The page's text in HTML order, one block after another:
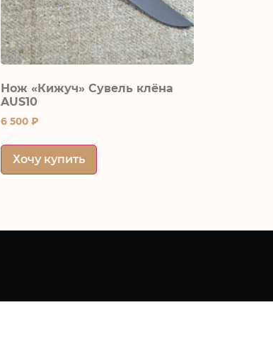
Нож «Кижуч» Сувель клёна
AUS10
6 500 ₽
Хочу купить